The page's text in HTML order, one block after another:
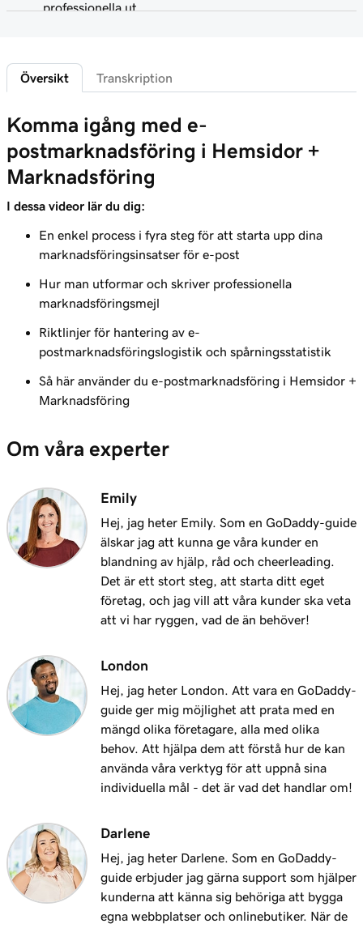
professionella ut
Anpassa mina marknadsföringsmejl
Skapa en e-postmarknadsföringskampanj
Lektion 8 (av 9)
Skapa och skicka en e-postkampanj
Lektion 9 (av 9)
Spåra och analysera din e-postprestanda
Översikt Transkription
Komma igång med e-
postmarknadsföring i Hemsidor +
Marknadsföring
I dessa videor lär du dig:
En enkel process i fyra steg för att starta upp dina
marknadsföringsinsatser för e-post
Hur man utformar och skriver professionella
marknadsföringsmejl
Riktlinjer för hantering av e-
postmarknadsföringslogistik och spårningsstatistik
Så här använder du e-postmarknadsföring i Hemsidor +
Marknadsföring
Om våra experter
Emily
Hej, jag heter Emily. Som en GoDaddy-guide
älskar jag att kunna ge våra kunder en
blandning av hjälp, råd och cheerleading.
Det är ett stort steg, att starta ditt eget
företag, och jag vill att våra kunder ska veta
att vi har ryggen, vad de än behöver!
London
Hej, jag heter London. Att vara en GoDaddy-
guide ger mig möjlighet att prata med en
mängd olika företagare, alla med olika
behov. Att hjälpa dem att förstå hur de kan
använda våra verktyg för att uppnå sina
individuella mål - det är vad det handlar om!
Darlene
Hej, jag heter Darlene. Som en GoDaddy-
guide erbjuder jag gärna support som hjälper
kunderna att känna sig behöriga att bygga
egna webbplatser och onlinebutiker. När de